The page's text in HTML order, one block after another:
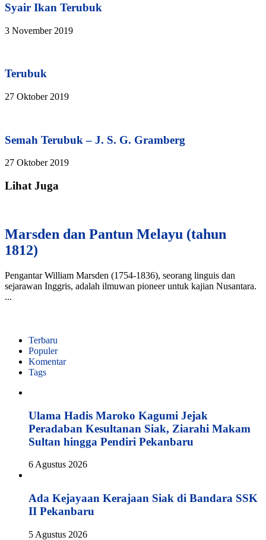
Syair Ikan Terubuk
3 November 2019
Terubuk
27 Oktober 2019
Semah Terubuk – J. S. G. Gramberg
27 Oktober 2019
Lihat Juga
Marsden dan Pantun Melayu (tahun
1812)
Pengantar William Marsden (1754-1836), seorang linguis dan
sejarawan Inggris, adalah ilmuwan pioneer untuk kajian Nusantara.
...
Terbaru
Populer
Komentar
Tags
Ulama Hadis Maroko Kagumi Jejak
Peradaban Kesultanan Siak, Ziarahi Makam
Sultan hingga Pendiri Pekanbaru
6 Agustus 2026
Ada Kejayaan Kerajaan Siak di Bandara SSK
II Pekanbaru
5 Agustus 2026